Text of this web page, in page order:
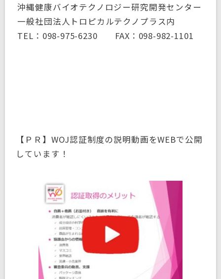
沖縄健康バイオテクノロジー研究開発センター
一般社団法人トロピカルテクノプラス内
TEL：098-975-6230 FAX：098-982-1101
【ＰＲ】WOJ認証制度の説明動画をWEBで公開
しています！